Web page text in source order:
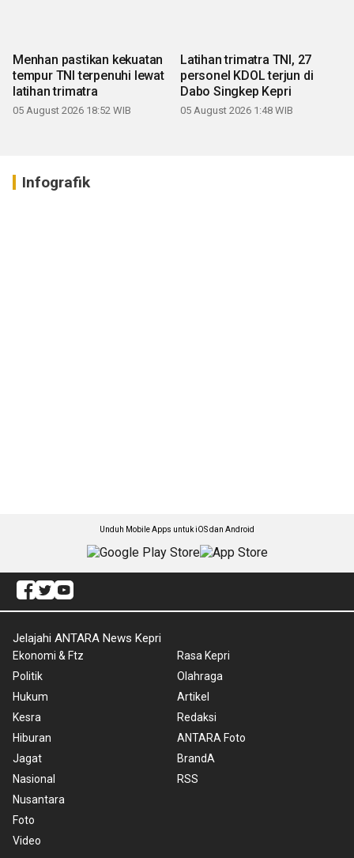
Menhan pastikan kekuatan
tempur TNI terpenuhi lewat
latihan trimatra
05 August 2026 18:52 WIB
Latihan trimatra TNI, 27
personel KDOL terjun di
Dabo Singkep Kepri
05 August 2026 1:48 WIB
Infografik
Unduh Mobile Apps untuk iOS dan Android
Jelajahi ANTARA News Kepri
Ekonomi & Ftz
Politik
Hukum
Kesra
Hiburan
Jagat
Nasional
Nusantara
Foto
Video
Rasa Kepri
Olahraga
Artikel
Redaksi
ANTARA Foto
BrandA
RSS